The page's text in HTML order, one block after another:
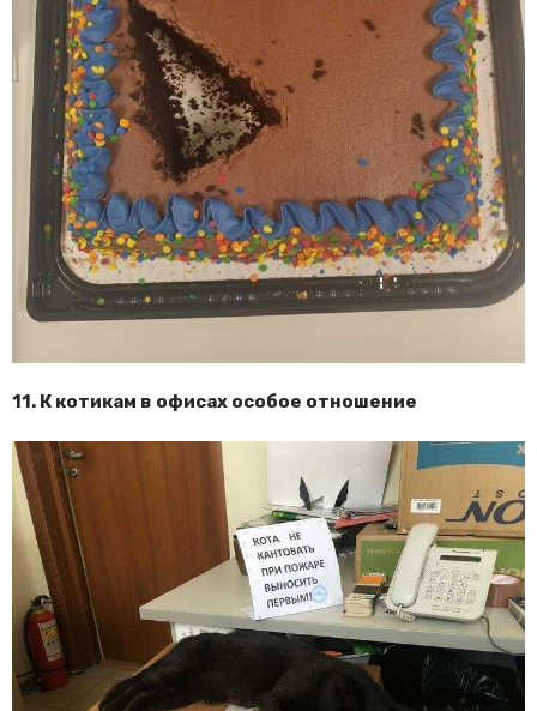
11. К котикам в офисах особое отношение